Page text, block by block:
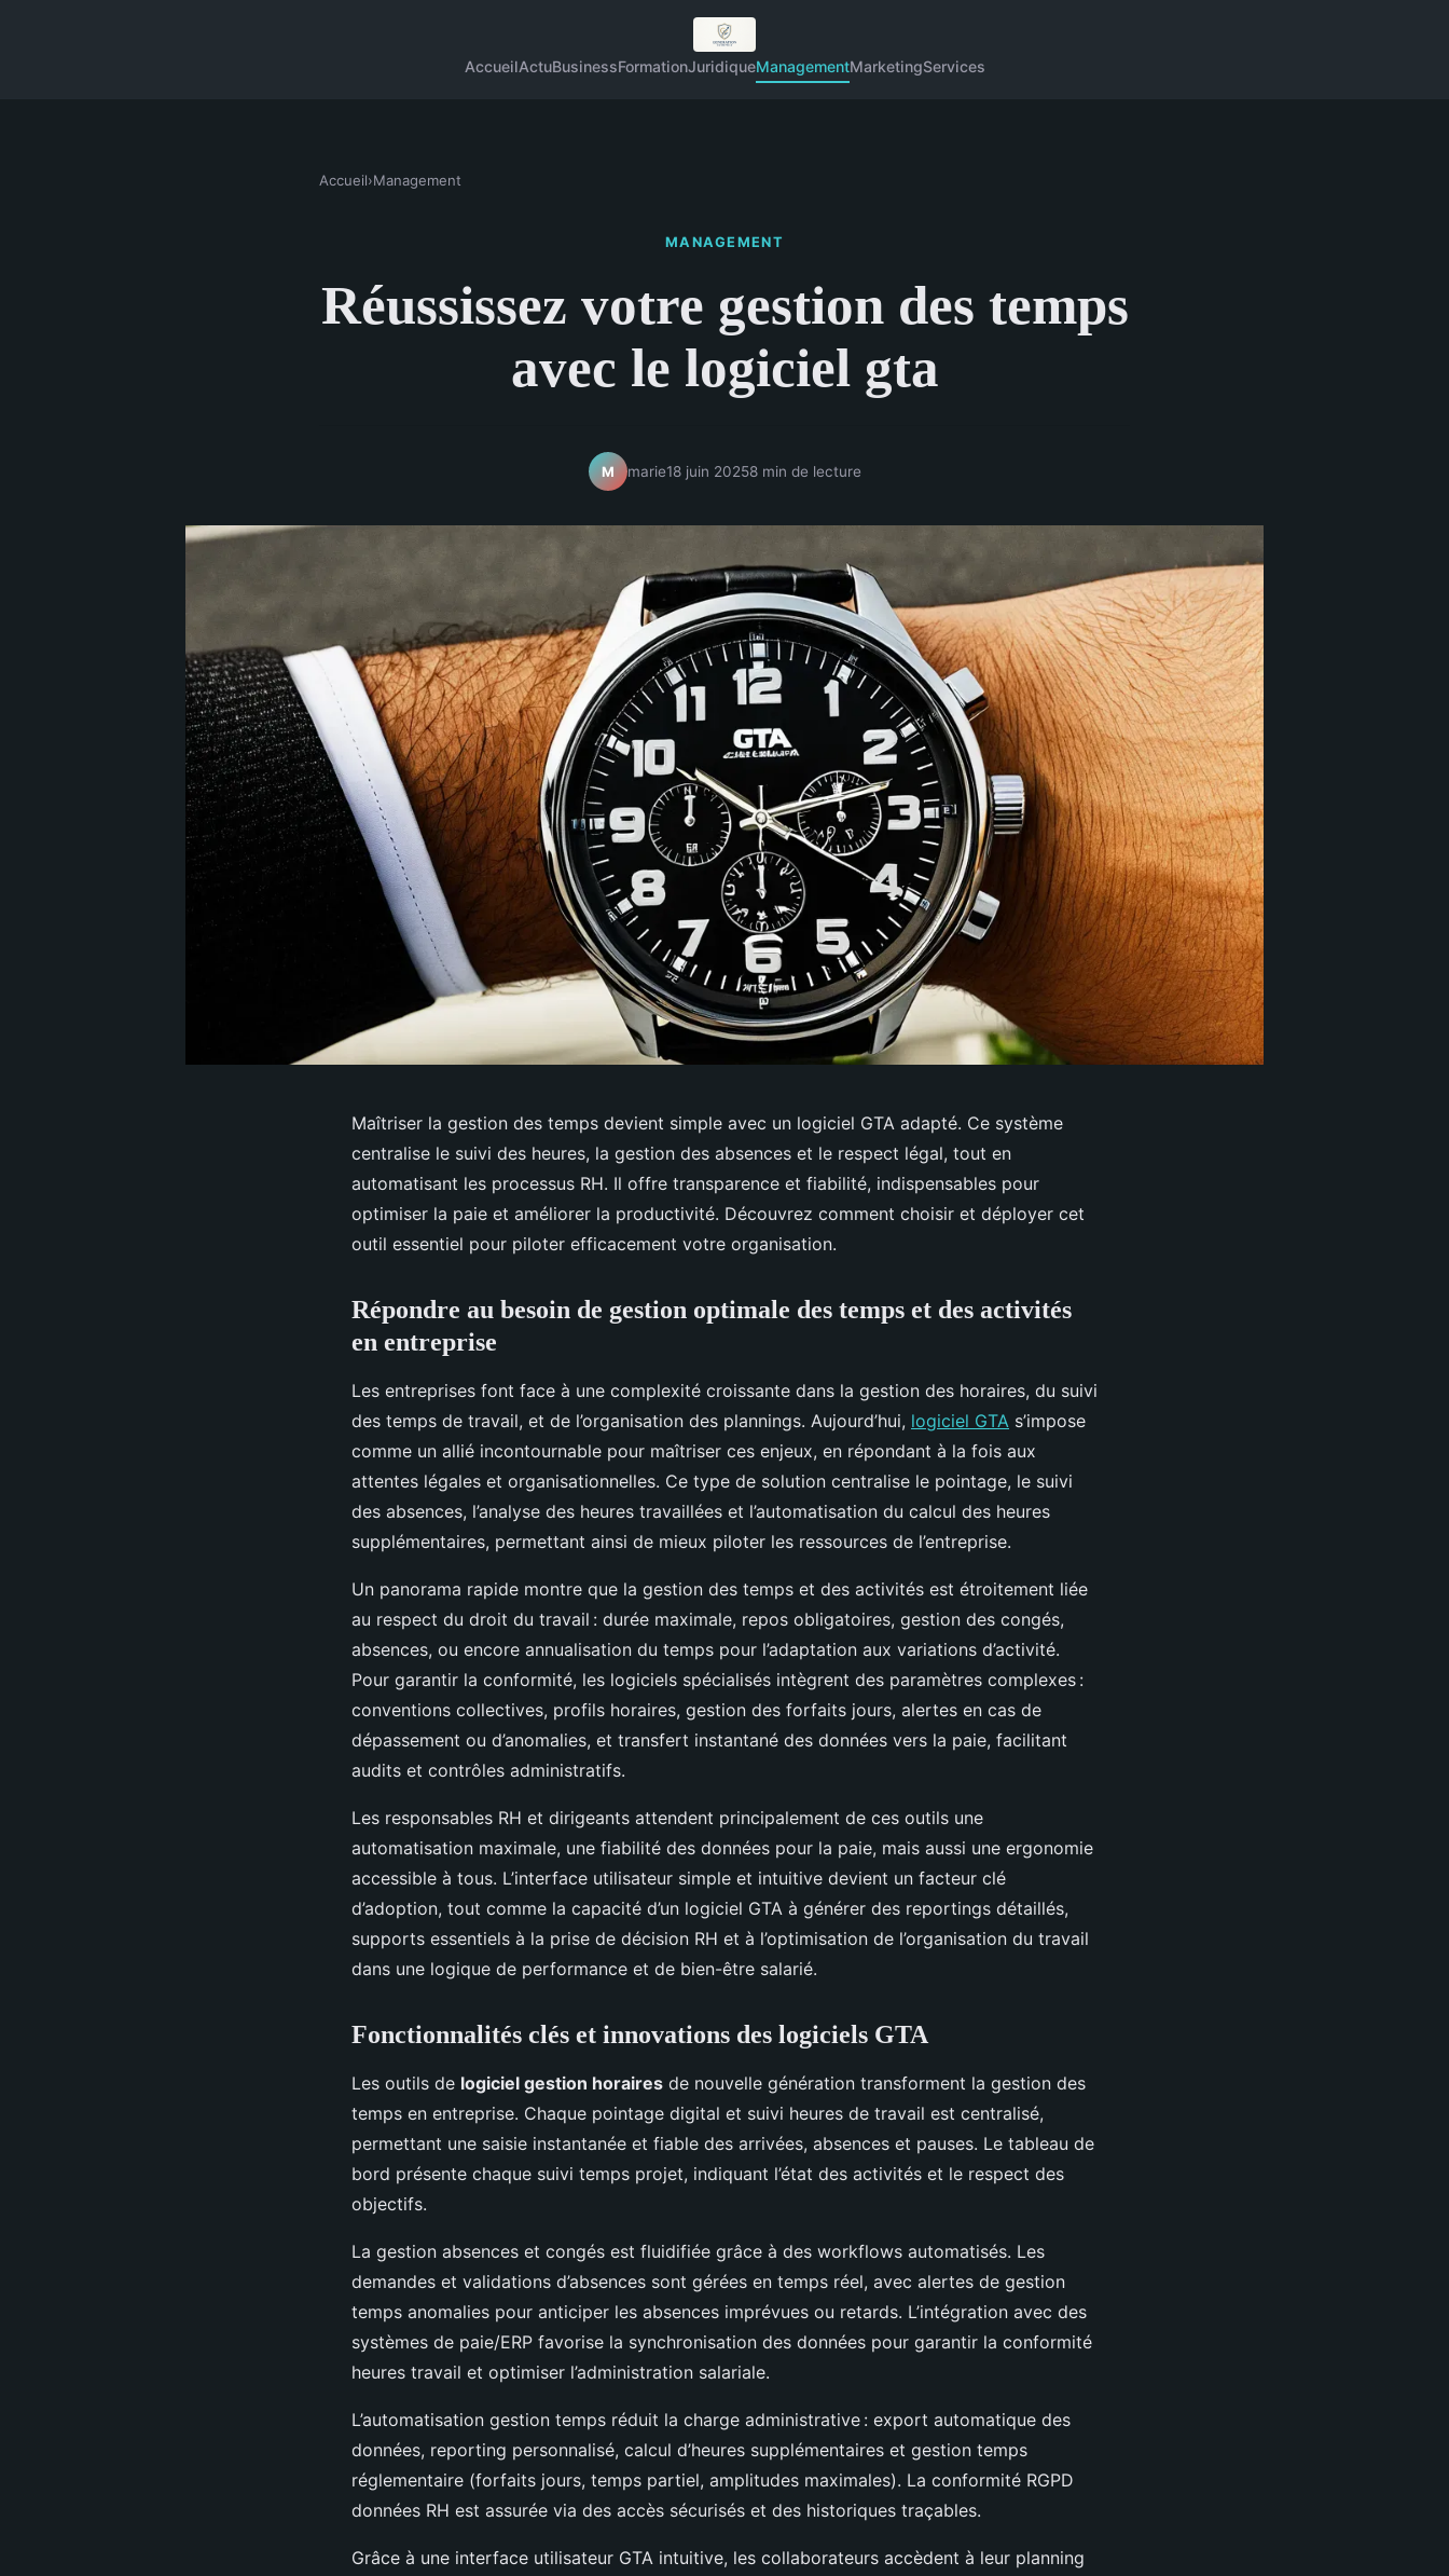
AccueilActuBusinessFormationJuridiqueManagementMarketingServices
Accueil›Management
MANAGEMENT
Réussissez votre gestion des temps
avec le logiciel gta
M marie18 juin 20258 min de lecture
Maîtriser la gestion des temps devient simple avec un logiciel GTA adapté. Ce système
centralise le suivi des heures, la gestion des absences et le respect légal, tout en
automatisant les processus RH. Il offre transparence et fiabilité, indispensables pour
optimiser la paie et améliorer la productivité. Découvrez comment choisir et déployer cet
outil essentiel pour piloter efficacement votre organisation.
Répondre au besoin de gestion optimale des temps et des activités
en entreprise
Les entreprises font face à une complexité croissante dans la gestion des horaires, du suivi
des temps de travail, et de l’organisation des plannings. Aujourd’hui, logiciel GTA s’impose
comme un allié incontournable pour maîtriser ces enjeux, en répondant à la fois aux
attentes légales et organisationnelles. Ce type de solution centralise le pointage, le suivi
des absences, l’analyse des heures travaillées et l’automatisation du calcul des heures
supplémentaires, permettant ainsi de mieux piloter les ressources de l’entreprise.
Un panorama rapide montre que la gestion des temps et des activités est étroitement liée
au respect du droit du travail : durée maximale, repos obligatoires, gestion des congés,
absences, ou encore annualisation du temps pour l’adaptation aux variations d’activité.
Pour garantir la conformité, les logiciels spécialisés intègrent des paramètres complexes :
conventions collectives, profils horaires, gestion des forfaits jours, alertes en cas de
dépassement ou d’anomalies, et transfert instantané des données vers la paie, facilitant
audits et contrôles administratifs.
Les responsables RH et dirigeants attendent principalement de ces outils une
automatisation maximale, une fiabilité des données pour la paie, mais aussi une ergonomie
accessible à tous. L’interface utilisateur simple et intuitive devient un facteur clé
d’adoption, tout comme la capacité d’un logiciel GTA à générer des reportings détaillés,
supports essentiels à la prise de décision RH et à l’optimisation de l’organisation du travail
dans une logique de performance et de bien-être salarié.
Fonctionnalités clés et innovations des logiciels GTA
Les outils de logiciel gestion horaires de nouvelle génération transforment la gestion des
temps en entreprise. Chaque pointage digital et suivi heures de travail est centralisé,
permettant une saisie instantanée et fiable des arrivées, absences et pauses. Le tableau de
bord présente chaque suivi temps projet, indiquant l’état des activités et le respect des
objectifs.
La gestion absences et congés est fluidifiée grâce à des workflows automatisés. Les
demandes et validations d’absences sont gérées en temps réel, avec alertes de gestion
temps anomalies pour anticiper les absences imprévues ou retards. L’intégration avec des
systèmes de paie/ERP favorise la synchronisation des données pour garantir la conformité
heures travail et optimiser l’administration salariale.
L’automatisation gestion temps réduit la charge administrative : export automatique des
données, reporting personnalisé, calcul d’heures supplémentaires et gestion temps
réglementaire (forfaits jours, temps partiel, amplitudes maximales). La conformité RGPD
données RH est assurée via des accès sécurisés et des historiques traçables.
Grâce à une interface utilisateur GTA intuitive, les collaborateurs accèdent à leur planning